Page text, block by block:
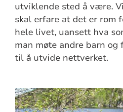
utviklende sted å være.
skal erfare at det er rom
hele livet, uansett hva
man møte andre barn
til å utvide nettverket.